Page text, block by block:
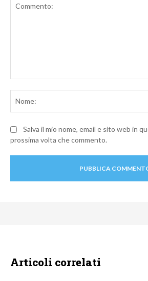
Salva il mio nome, email e sito web in
prossima volta che commento.
Articoli correlati